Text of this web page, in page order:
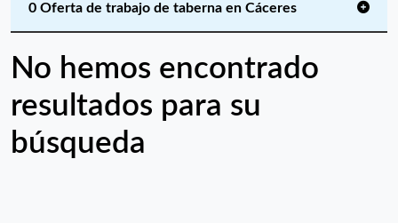
0 Oferta de trabajo de taberna en Cáceres
No hemos encontrado
resultados para su
búsqueda